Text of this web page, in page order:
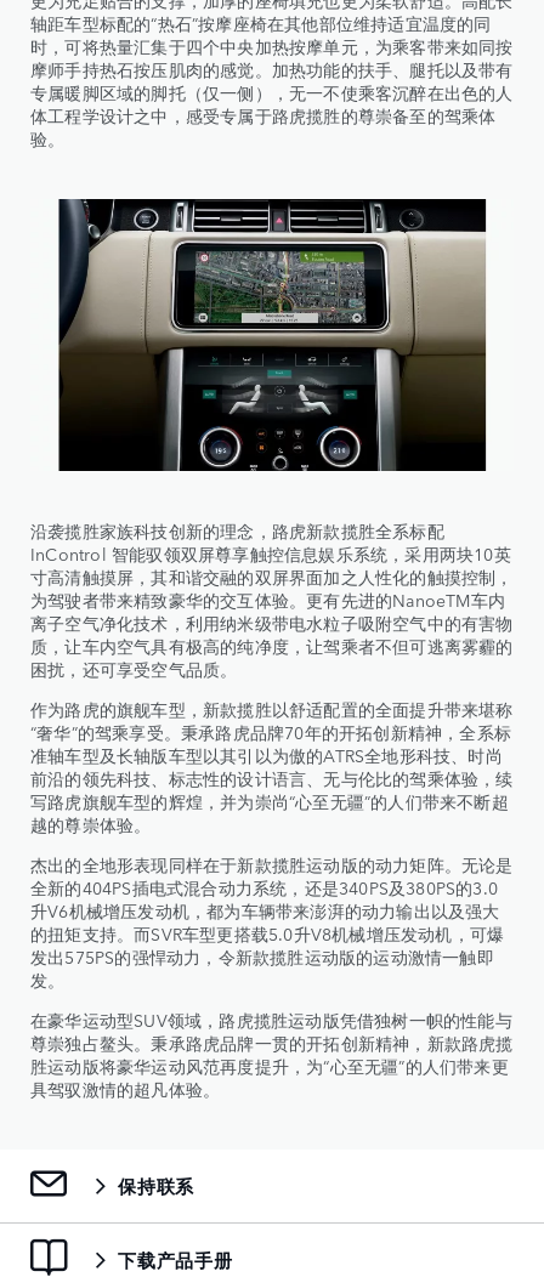
轴距车型标配的“热石”按摩座椅在其他部位维持适宜温度的同
时，可将热量汇集于四个中央加热按摩单元，为乘客带来如同按
摩师手持热石按压肌肉的感觉。加热功能的扶手、腿托以及带有
专属暖脚区域的脚托（仅一侧），无一不使乘客沉醉在出色的人
体工程学设计之中，感受专属于路虎揽胜的尊崇备至的驾乘体
验。
沿袭揽胜家族科技创新的理念，路虎新款揽胜全系标配
InControl 智能驭领双屏尊享触控信息娱乐系统，采用两块10英
寸高清触摸屏，其和谐交融的双屏界面加之人性化的触摸控制，
为驾驶者带来精致豪华的交互体验。更有先进的NanoeTM车内
离子空气净化技术，利用纳米级带电水粒子吸附空气中的有害物
质，让车内空气具有极高的纯净度，让驾乘者不但可逃离雾霾的
困扰，还可享受空气品质。
作为路虎的旗舰车型，新款揽胜以舒适配置的全面提升带来堪称
“奢华”的驾乘享受。秉承路虎品牌70年的开拓创新精神，全系标
准轴车型及长轴版车型以其引以为傲的ATRS全地形科技、时尚
前沿的领先科技、标志性的设计语言、无与伦比的驾乘体验，续
写路虎旗舰车型的辉煌，并为崇尚“心至无疆”的人们带来不断超
越的尊崇体验。
杰出的全地形表现同样在于新款揽胜运动版的动力矩阵。无论是
全新的404PS插电式混合动力系统，还是340PS及380PS的3.0
升V6机械增压发动机，都为车辆带来澎湃的动力输出以及强大
的扭矩支持。而SVR车型更搭载5.0升V8机械增压发动机，可爆
发出575PS的强悍动力，令新款揽胜运动版的运动激情一触即
发。
在豪华运动型SUV领域，路虎揽胜运动版凭借独树一帜的性能与
尊崇独占鳌头。秉承路虎品牌一贯的开拓创新精神，新款路虎揽
胜运动版将豪华运动风范再度提升，为“心至无疆”的人们带来更
具驾驭激情的超凡体验。
保持联系
下载产品手册